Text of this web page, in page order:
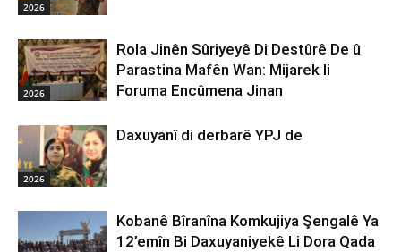
2026
2026
Rola Jinên Sûriyeyê Di Destûrê De û
Parastina Mafên Wan: Mijarek li
Foruma Encûmena Jinan
2026
Daxuyanî di derbarê YPJ de
Kobanê Bîranîna Komkujiya Şengalê Ya
12’emîn Bi Daxuyaniyekê Li Dora Qada